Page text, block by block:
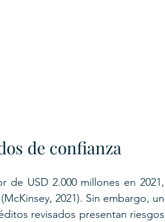
de confianza
de USD 2.000 millones en 2021,
2021). Sin embargo, un
revisados presentan riesgos